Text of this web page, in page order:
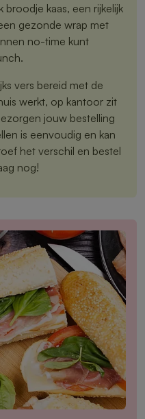
broodje kaas, een rijkelijk
gezonde wrap met
no-time kunt
vers bereid met de
werkt, op kantoor zit
jouw bestelling
is eenvoudig en kan
het verschil en bestel
nog!